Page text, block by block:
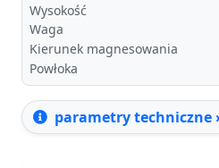
Wysokość
Waga
Kierunek magnesowania
Powłoka
parametry techniczne